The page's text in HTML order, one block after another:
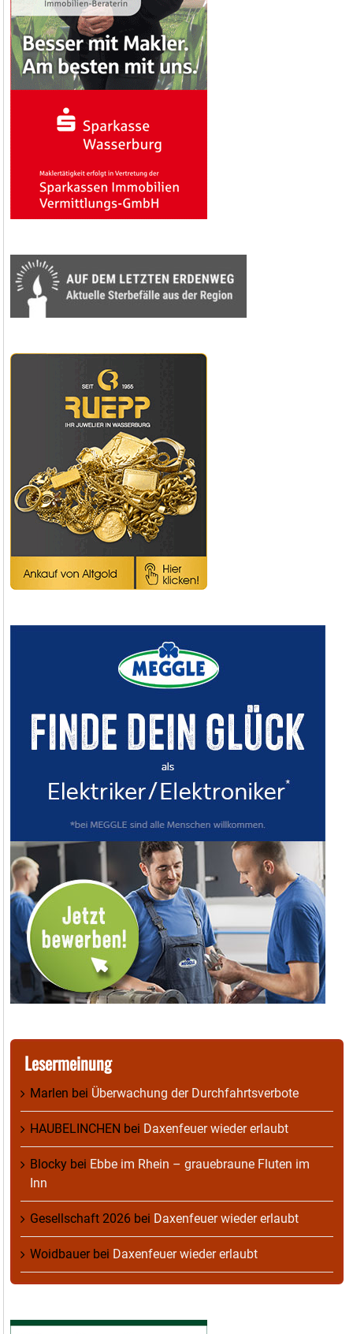
Lesermeinung
Marlen bei Überwachung der Durchfahrtsverbote
HAUBELINCHEN bei Daxenfeuer wieder erlaubt
Blocky bei Ebbe im Rhein – grauebraune Fluten im
Inn
Gesellschaft 2026 bei Daxenfeuer wieder erlaubt
Woidbauerbei Daxenfeuer wieder erlaubt